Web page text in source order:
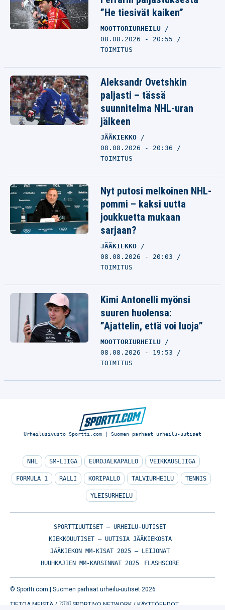
”He tiesivät kaiken”
MOOTTORIURHEILU
08.08.2026 - 20:55
TOIMITUS
Aleksandr Ovetshkin
paljasti – tässä
suunnitelma NHL-uran
jälkeen
JÄÄKIEKKO
08.08.2026 - 20:36
TOIMITUS
Nyt putosi melkoinen NHL-
pommi – kaksi uutta
joukkuetta mukaan
sarjaan?
JÄÄKIEKKO
08.08.2026 - 20:03
TOIMITUS
Kimi Antonelli myönsi
suuren huolensa:
”Ajattelin, että voi luoja”
MOOTTORIURHEILU
08.08.2026 - 19:53
TOIMITUS
Urheilusivusto Sportti.com | Suomen parhaat urheilu-uutiset
NHL SM-LIIGA EUROJALKAPALLO VEIKKAUSLIIGA
FORMULA 1 RALLI KORIPALLO TALVIURHEILU TENNIS
YLEISURHEILU
SPORTTIUUTISET – URHEILU-UUTISET
KIEKKOUUTISET – UUTISIA JÄÄKIEKOSTA
JÄÄKIEKON MM-KISAT 2025 – LEIJONAT
HUUHKAJIEN MM-KARSINNAT 2025
FLASHSCORE
© Sportti.com | Suomen parhaat urheilu-uutiset 2026
TIETOA MEISTÄ / 🇬🇧 SPORTIVO NETWORK / KÄYTTÖEHDOT